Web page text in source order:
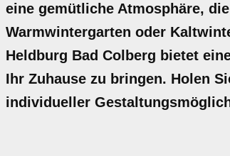
eine gemütliche Atmosphäre,
Warmwintergarten oder
Heldburg Bad Colberg bietet
Ihr Zuhause zu bringen. Holen
individueller